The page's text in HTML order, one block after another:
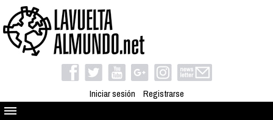
Iniciar sesión Registrarse